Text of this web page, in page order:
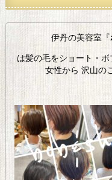
伊丹の美容室『
は髪の毛をショート・
女性から 沢山の